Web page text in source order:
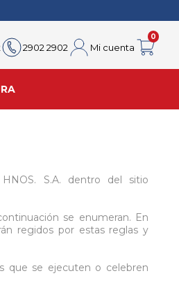
2902 2902
Mi cuenta Carrito
0
Aluminio
S.A. dentro del sitio
se enumeran. En
regidos por estas reglas y
que se ejecuten o celebren